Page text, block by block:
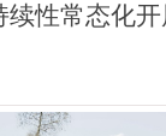
性常态化开